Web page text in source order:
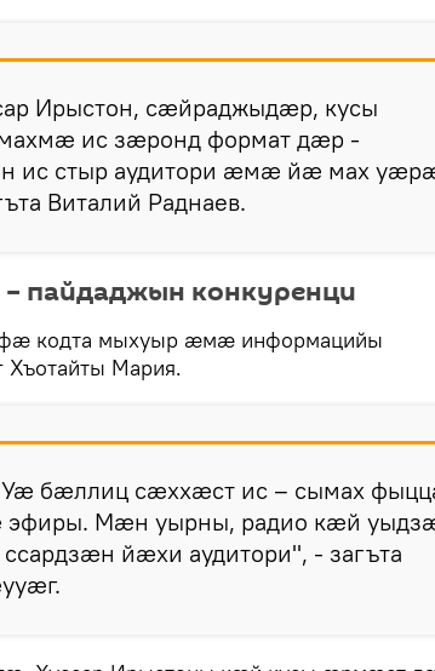
Ирыстон, сӕйраджыдӕр, кусы
ис зӕронд формат дӕр -
ис стыр аудитори ӕмӕ йӕ мах
Виталий Раднаев.
пайдаджын конкуренци
кодта мыхуыр ӕмӕ информацийы
Мария.
бӕллиц сӕххӕст ис – сымах
эфиры. Мӕн уырны, радио кӕй
йӕхи аудитори", - загъта